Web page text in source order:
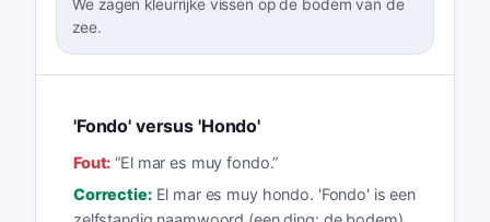
We zagen kleurrijke vissen op de bodem van de
zee.
'Fondo' versus 'Hondo'
Fout: “El mar es muy fondo.”
Correctie: El mar es muy hondo. 'Fondo' is een